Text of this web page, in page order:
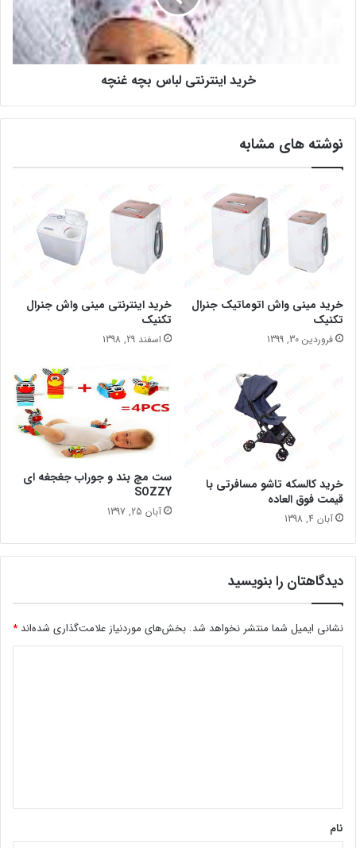
خرید اینترنتی لباس بچه غنچه
نوشته های مشابه
خرید مینی واش اتوماتیک جنرال
تکنیک
فروردین 30, 1399
خرید اینترنتی مینی واش جنرال
تکنیک
اسفند 29, 1398
خرید کالسکه تاشو مسافرتی با
قیمت فوق العاده
آبان 4, 1398
ست مچ بند و جوراب جغجغه ای
SOZZY
آبان 25, 1397
دیدگاهتان را بنویسید
نشانی ایمیل شما منتشر نخواهد شد. بخش‌های موردنیاز علامت‌گذاری شده‌اند *
نام